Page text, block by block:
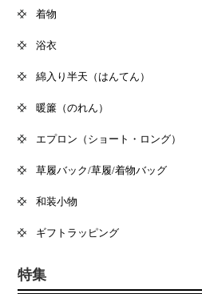
着物
浴衣
綿入り半天（はんてん）
暖簾（のれん）
エプロン（ショート・ロング）
草履バック/草履/着物バッグ
和装小物
ギフトラッピング
特集